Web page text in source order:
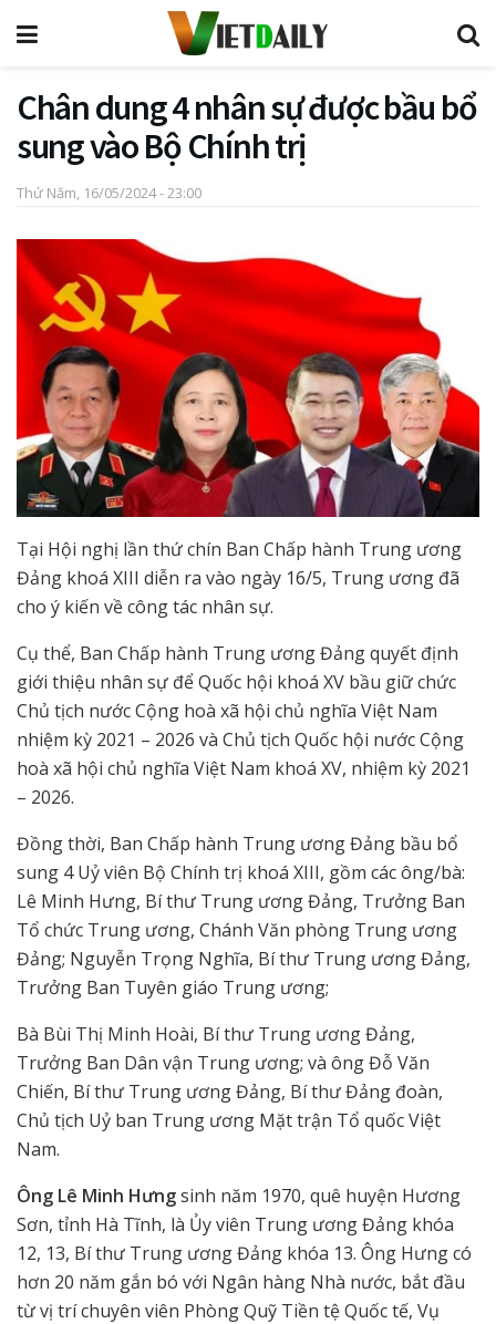
Chân dung 4 nhân sự được bầu bổ
sung vào Bộ Chính trị
Thứ Năm, 16/05/2024 - 23:00
Tại Hội nghị lần thứ chín Ban Chấp hành Trung ương
Đảng khoá XIII diễn ra vào ngày 16/5, Trung ương đã
cho ý kiến về công tác nhân sự.
Cụ thể, Ban Chấp hành Trung ương Đảng quyết định
giới thiệu nhân sự để Quốc hội khoá XV bầu giữ chức
Chủ tịch nước Cộng hoà xã hội chủ nghĩa Việt Nam
nhiệm kỳ 2021 – 2026 và Chủ tịch Quốc hội nước Cộng
hoà xã hội chủ nghĩa Việt Nam khoá XV, nhiệm kỳ 2021
– 2026.
Đồng thời, Ban Chấp hành Trung ương Đảng bầu bổ
sung 4 Uỷ viên Bộ Chính trị khoá XIII, gồm các ông/bà:
Lê Minh Hưng, Bí thư Trung ương Đảng, Trưởng Ban
Tổ chức Trung ương, Chánh Văn phòng Trung ương
Đảng; Nguyễn Trọng Nghĩa, Bí thư Trung ương Đảng,
Trưởng Ban Tuyên giáo Trung ương;
Bà Bùi Thị Minh Hoài, Bí thư Trung ương Đảng,
Trưởng Ban Dân vận Trung ương; và ông Đỗ Văn
Chiến, Bí thư Trung ương Đảng, Bí thư Đảng đoàn,
Chủ tịch Uỷ ban Trung ương Mặt trận Tổ quốc Việt
Nam.
Ông Lê Minh Hưngsinh năm 1970, quê huyện Hương
Sơn, tỉnh Hà Tĩnh, là Ủy viên Trung ương Đảng khóa
12, 13, Bí thư Trung ương Đảng khóa 13. Ông Hưng có
hơn 20 năm gắn bó với Ngân hàng Nhà nước, bắt đầu
từ vị trí chuyên viên Phòng Quỹ Tiền tệ Quốc tế, Vụ